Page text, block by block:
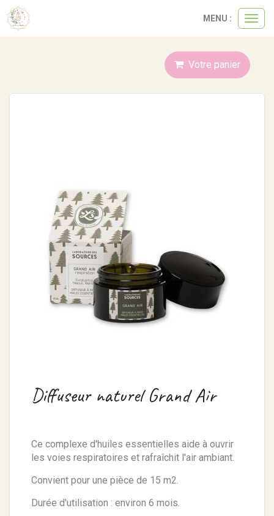
MENU :
Votre panier
Diffuseur naturel Grand Air
Ce complexe d'huiles essentielles aide à ouvrir
les voies respiratoires et rafraîchit l'air ambiant.
Convient pour une pièce de 15 m2.
Durée d'utilisation : environ 6 mois.
Panneau de gestion des cookies